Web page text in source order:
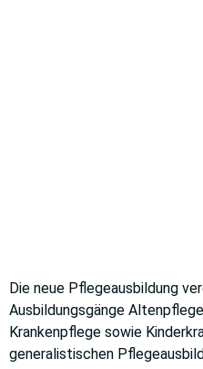
Die neue Pflegeausbildung
Ausbildungsgänge
Krankenpflege sowie
generalistischen